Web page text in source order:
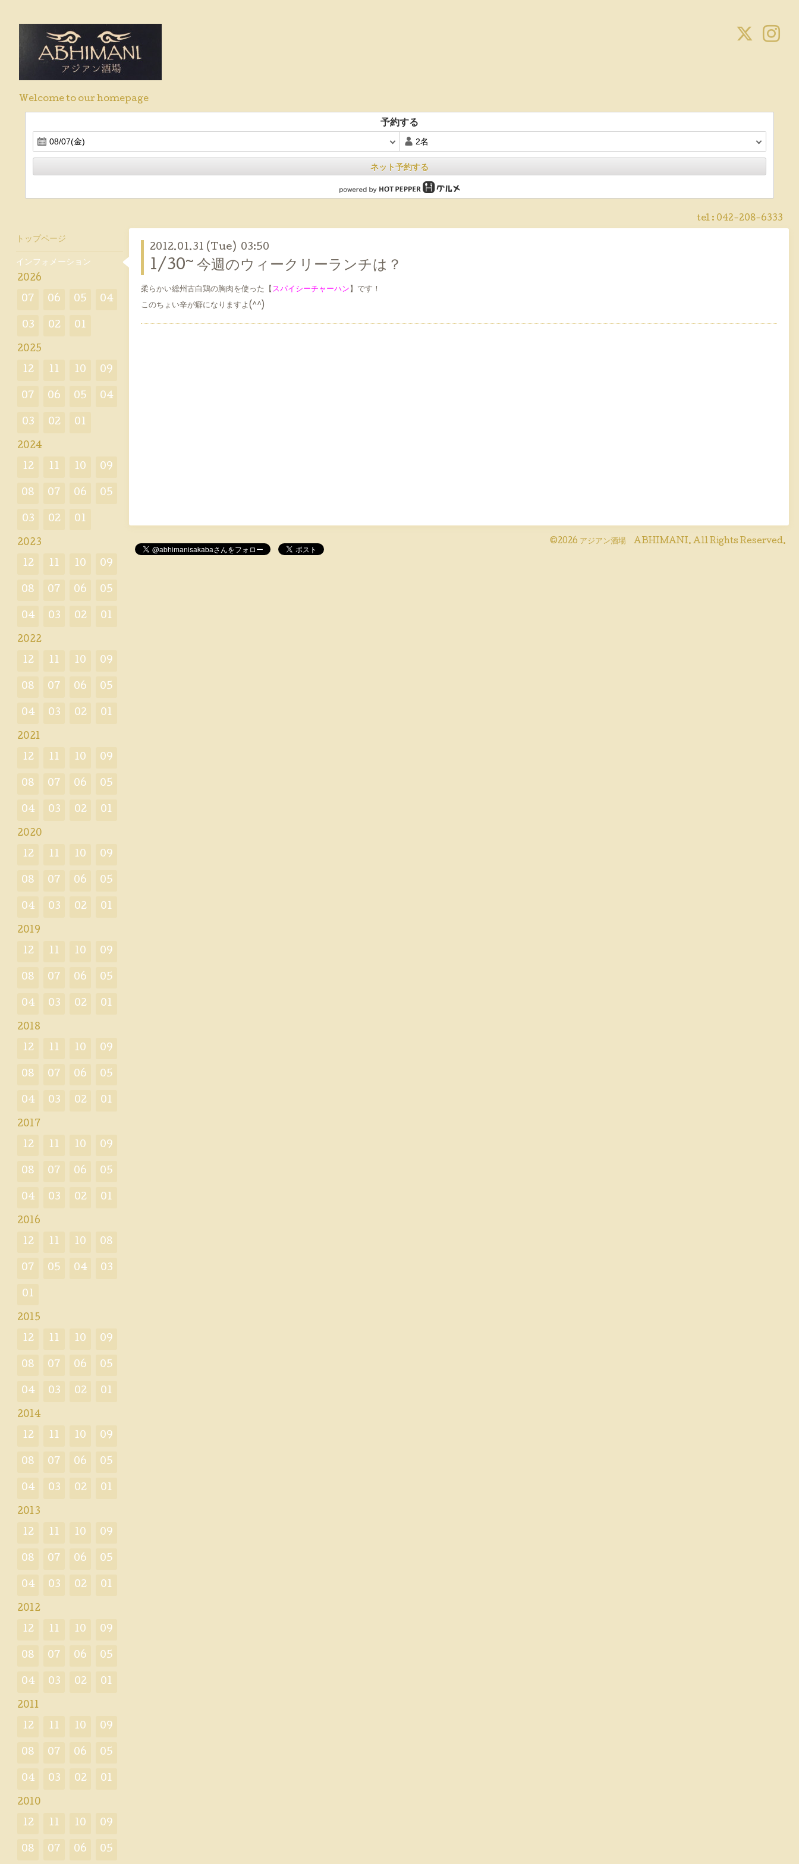
Welcome to our homepage
tel : 042-208-6333
予約する
ネット予約する
2012.01.31 (Tue) 03:50
1/30~ 今週のウィークリーランチは？
柔らかい総州古白鶏の胸肉を使った【 スパイシーチャーハン 】です！
このちょい辛が癖になりますよ(^^)
©2026 アジアン酒場 ABHIMANI. All Rights Reserved.
トップページ
インフォメーション
2026
07 06 05 04
03 02 01
2025
12 11 10 09
07 06 05 04
03 02 01
2024
12 11 10 09
08 07 06 05
03 02 01
2023
12 11 10 09
08 07 06 05
04 03 02 01
2022
12 11 10 09
08 07 06 05
04 03 02 01
2021
12 11 10 09
08 07 06 05
04 03 02 01
2020
12 11 10 09
08 07 06 05
04 03 02 01
2019
12 11 10 09
08 07 06 05
04 03 02 01
2018
12 11 10 09
08 07 06 05
04 03 02 01
2017
12 11 10 09
08 07 06 05
04 03 02 01
2016
12 11 10 08
07 05 04 03
01
2015
12 11 10 09
08 07 06 05
04 03 02 01
2014
12 11 10 09
08 07 06 05
04 03 02 01
2013
12 11 10 09
08 07 06 05
04 03 02 01
2012
12 11 10 09
08 07 06 05
04 03 02 01
2011
12 11 10 09
08 07 06 05
04 03 02 01
2010
12 11 10 09
08 07 06 05